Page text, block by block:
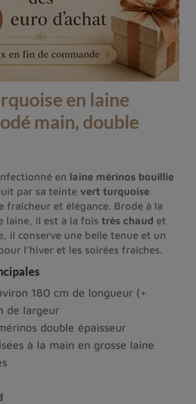
en laine
main, double
en laine mérinos bouillie
par sa teinte vert turquoise
fraîcheur et élégance. Brodé à la
laine, il est à la fois très chaud et
il conserve une belle tenue et un
l’hiver et les soirées fraîches.
180 cm de longueur (+
de largeur
double épaisseur
à la main en grosse laine